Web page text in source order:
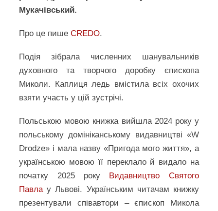
Мукачівський.
Про це пишеCREDO.
Подія зібрала численних шанувальників
духовного та творчого доробку єпископа
Миколи. Каплиця ледь вмістила всіх охочих
взяти участь у цій зустрічі.
Польською мовою книжка вийшла 2024 року у
польському домініканському видавництві «W
Drodze» і мала назву «Пригода мого життя», а
українською мовою її переклало й видало на
початку 2025 року Видавництво Святого
Павла у Львові. Українським читачам книжку
презентували співавтори – єпископ Микола